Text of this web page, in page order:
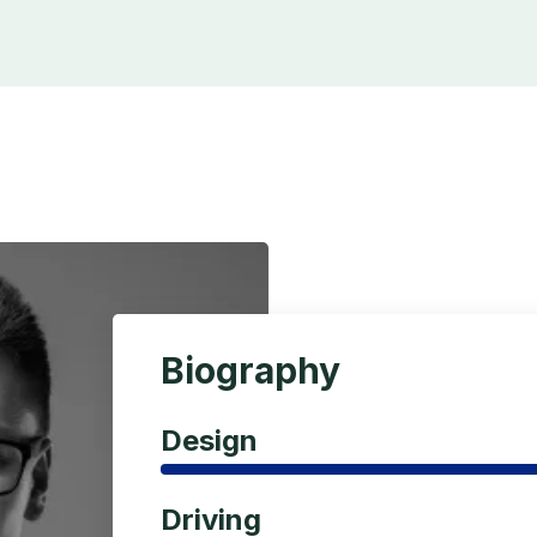
Biography
Design
Driving